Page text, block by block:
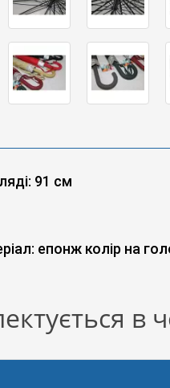
91 см
епонж колір на
в